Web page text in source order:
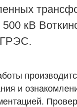
кВ
ГРЭС.
и